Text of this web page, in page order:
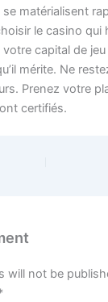
matérialisent
le casino qui
capital de
mérite. Ne
Prenez votre
certifiés.
will not be